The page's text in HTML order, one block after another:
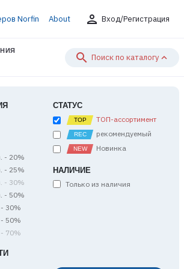
Norfin About person Вход/Регистрация
search Поиск по каталогу
- 20%
- 25%
- 30%
- 50%
30%
50%
70%
СТАТУС
ТОП-ассортимент
рекомендуемый
Новинка
НАЛИЧИЕ
Только из наличия